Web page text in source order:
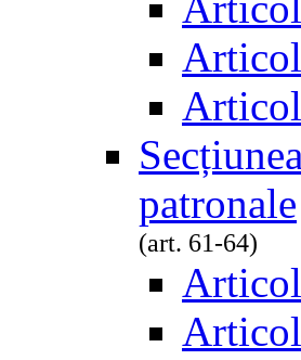
patronale
(art. 61-64)